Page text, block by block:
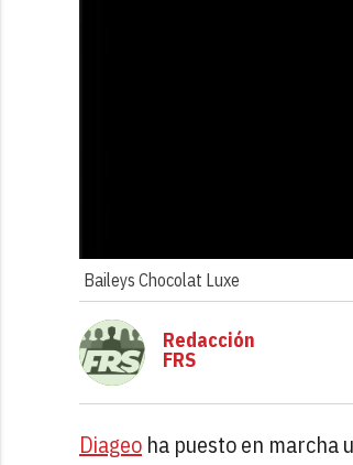
Baileys Chocolat Luxe
Redacción
FRS
Diageo ha puesto en marcha